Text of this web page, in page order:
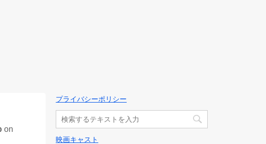
on
プライバシーポリシー
映画キャスト